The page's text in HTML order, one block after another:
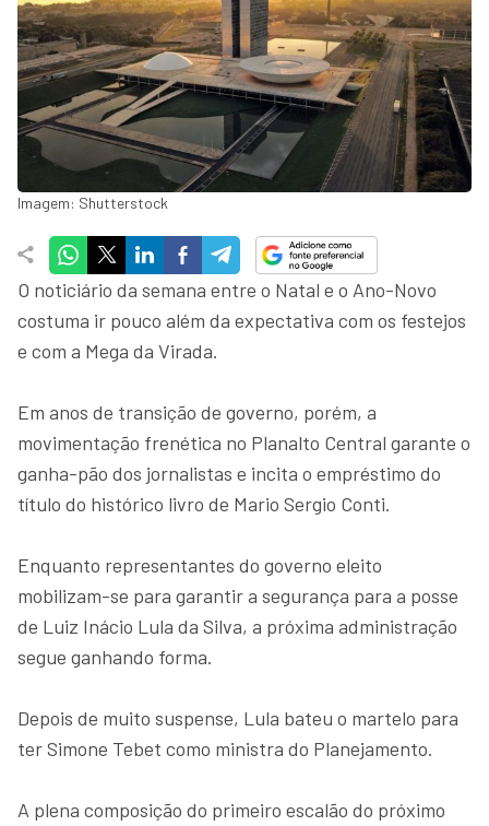
Imagem: Shutterstock
O noticiário da semana entre o Natal e o Ano-Novo
costuma ir pouco além da expectativa com os festejos
e com a Mega da Virada.
Em anos de transição de governo, porém, a
movimentação frenética no Planalto Central garante o
ganha-pão dos jornalistas e incita o empréstimo do
título do histórico livro de Mario Sergio Conti.
Enquanto representantes do governo eleito
mobilizam-se para garantir a segurança para a posse
de Luiz Inácio Lula da Silva, a próxima administração
segue ganhando forma.
Depois de muito suspense, Lula bateu o martelo para
ter Simone Tebet como ministra do Planejamento.
A plena composição do primeiro escalão do próximo